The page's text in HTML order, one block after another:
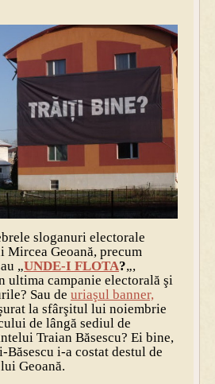
sloganuri electorale
Geoană, precum
„UNDE-I FLOTA?„,
ultima campanie electorală şi
Sau de uriaşul banner,
la sfârşitul lui noiembrie
de lângă sediul de
Traian Băsescu? Ei bine,
Băsescu i-a costat destul de
Geoană.